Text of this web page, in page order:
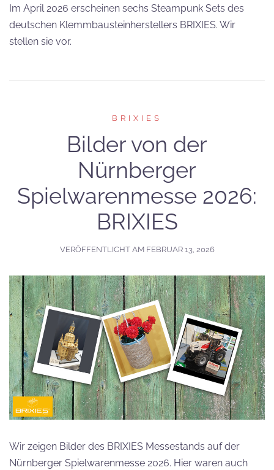
Im April 2026 erscheinen sechs Steampunk Sets des
deutschen Klemmbausteinherstellers BRIXIES. Wir
stellen sie vor.
BRIXIES
Bilder von der
Nürnberger
Spielwarenmesse 2026:
BRIXIES
VERÖFFENTLICHT AM FEBRUAR 13, 2026
Wir zeigen Bilder des BRIXIES Messestands auf der
Nürnberger Spielwarenmesse 2026. Hier waren auch